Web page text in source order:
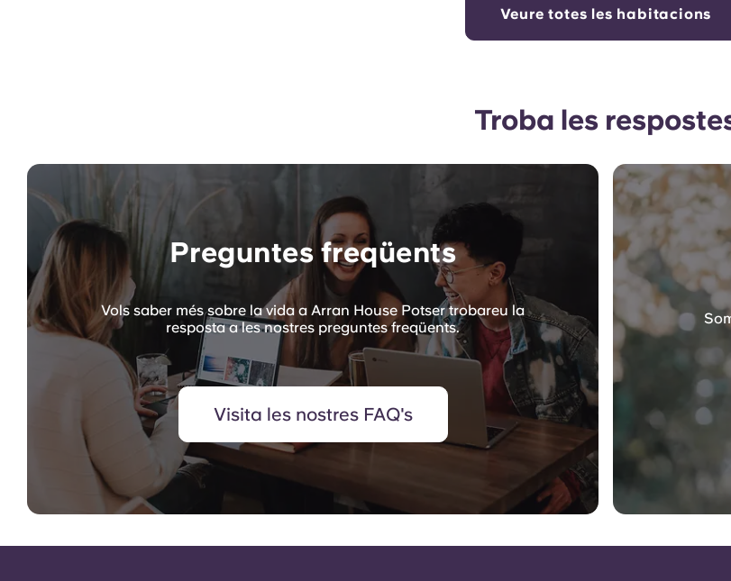
Veure totes les habitacions
Troba les
Preguntes freqüents
Vols saber més sobre la vida a Arran House Potser trobareu la
resposta a les nostres preguntes freqüents.
Visita les nostres FAQ's